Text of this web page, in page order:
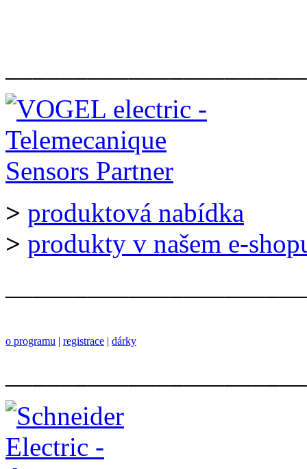
> produktová nabídka
> produkty v našem e-
o programu | registrace | dárky